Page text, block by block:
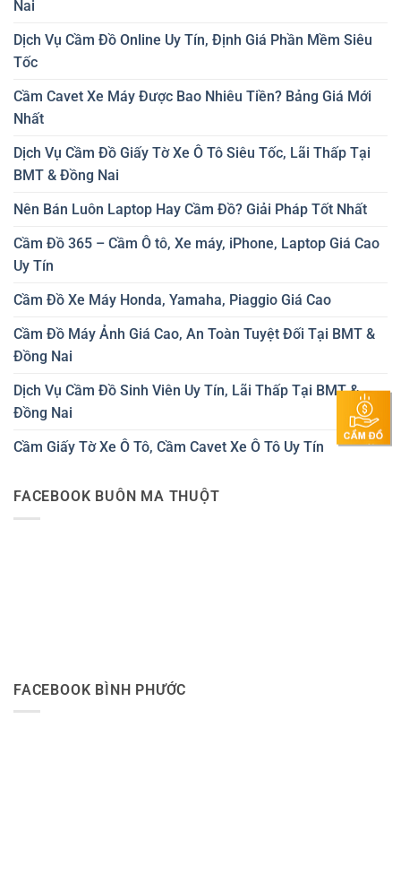
Nai
Dịch Vụ Cầm Đồ Online Uy Tín, Định Giá Phần Mềm Siêu
Tốc
Cầm Cavet Xe Máy Được Bao Nhiêu Tiền? Bảng Giá Mới
Nhất
Dịch Vụ Cầm Đồ Giấy Tờ Xe Ô Tô Siêu Tốc, Lãi Thấp Tại
BMT & Đồng Nai
Nên Bán Luôn Laptop Hay Cầm Đồ? Giải Pháp Tốt Nhất
Cầm Đồ 365 – Cầm Ô tô, Xe máy, iPhone, Laptop Giá Cao
Uy Tín
Cầm Đồ Xe Máy Honda, Yamaha, Piaggio Giá Cao
Cầm Đồ Máy Ảnh Giá Cao, An Toàn Tuyệt Đối Tại BMT &
Đồng Nai
Dịch Vụ Cầm Đồ Sinh Viên Uy Tín, Lãi Thấp Tại BMT &
Đồng Nai
Cầm Giấy Tờ Xe Ô Tô, Cầm Cavet Xe Ô Tô Uy Tín
FACEBOOK BUÔN MA THUỘT
FACEBOOK BÌNH PHƯỚC